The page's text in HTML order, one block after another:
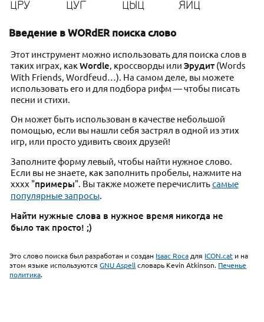
ЦРУ
ЦУГ ЦЫЦ ЯИЦ
Введение в WORdER поиска слово
Этот инструмент можно использовать для поиска слов в
таких играх, какWordle , кроссворды или Эрудит(Words
With Friends, Wordfeud…). На самом деле, вы можете
использовать его и для подбора рифм — чтобы писать
песни и стихи.
Он может быть использован в качестве небольшой
помощью, если вы нашли себя застрял в одной из этих
игр, или просто удивить своих друзей!
Заполните форму левый, чтобы найти нужное слово.
Если вы не знаете, как заполнить пробелы, нажмите на
хххх "примеры". Вы также можете перечислитьсамые
популярные запросы.
Найти нужные слова в нужное время никогда не
было так просто! ;)
Это слово поиска был разработан и создан Isaac Rocaдля ICON.cat и на
этом языке используютсяGNU Aspellсловарь Kevin Atkinson. Печенье
политика.